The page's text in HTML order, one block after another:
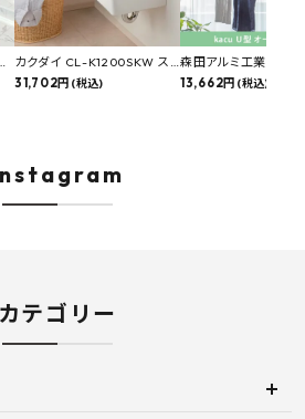
カクダイ CL-K1200SKW ス
ロップシンク 選べる水栓・排
31,702円 (税込)
森田アルミ工業 kacu
け物干し U型 サイズ
13,662円 (税込)
カテゴリー